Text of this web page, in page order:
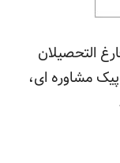
1392 ویژه ی فارغ التحصیلان
مشاوره ای،